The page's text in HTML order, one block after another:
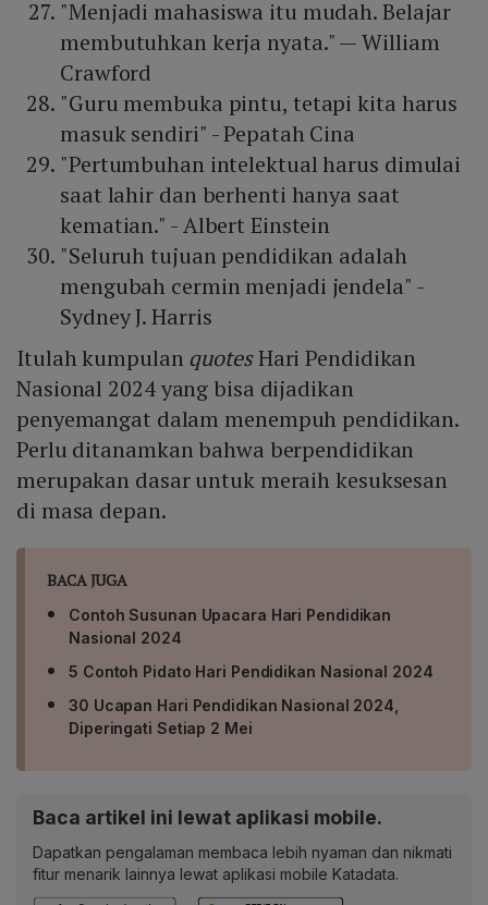
"Menjadi mahasiswa itu mudah. Belajar
membutuhkan kerja nyata." — William
Crawford
"Guru membuka pintu, tetapi kita harus
masuk sendiri" - Pepatah Cina
"Pertumbuhan intelektual harus dimulai
saat lahir dan berhenti hanya saat
kematian." - Albert Einstein
"Seluruh tujuan pendidikan adalah
mengubah cermin menjadi jendela" -
Sydney J. Harris
Itulah kumpulan quotesHari Pendidikan
Nasional 2024 yang bisa dijadikan
penyemangat dalam menempuh pendidikan.
Perlu ditanamkan bahwa berpendidikan
merupakan dasar untuk meraih kesuksesan
di masa depan.
BACA JUGA
Contoh Susunan Upacara Hari Pendidikan
Nasional 2024
5 Contoh Pidato Hari Pendidikan Nasional 2024
30 Ucapan Hari Pendidikan Nasional 2024,
Diperingati Setiap 2 Mei
Baca artikel ini lewat aplikasi mobile.
Dapatkan pengalaman membaca lebih nyaman dan nikmati
fitur menarik lainnya lewat aplikasi mobile Katadata.